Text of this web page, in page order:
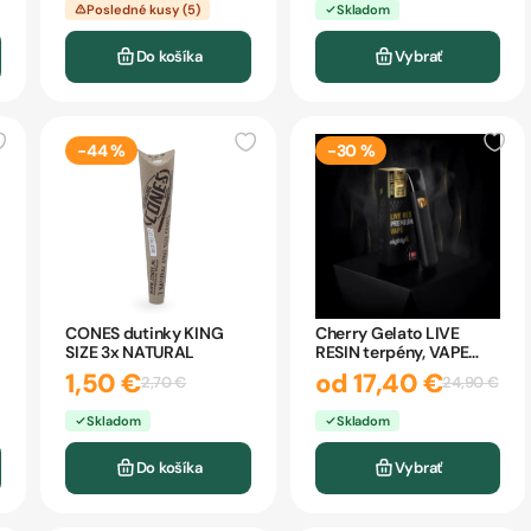
Posledné kusy (5)
Do košíka
Skladom
Vybrať
-44 %
CONES dutinky KING
SIZE 3x NATURAL
1,50 €2,70 €
Skladom
Do košíka
-30 %
Cherry Gelato LIVE
RESIN terpény, VAPE
pero eighty8
od 17,40 €24,90 €
Skladom
Vybrať